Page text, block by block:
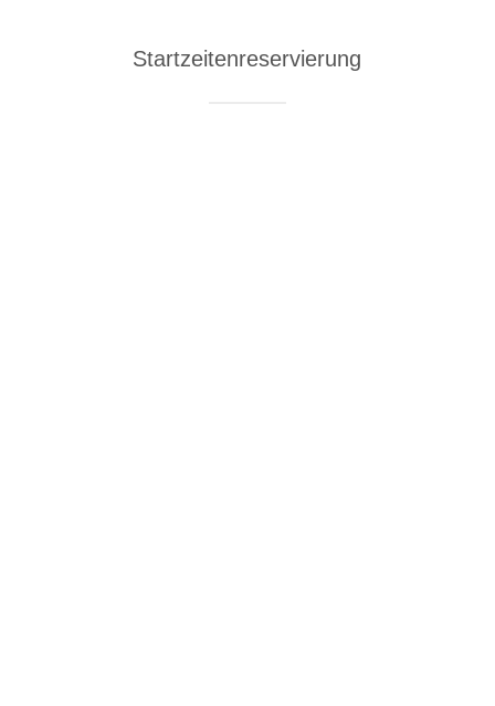
Startzeitenreservierung